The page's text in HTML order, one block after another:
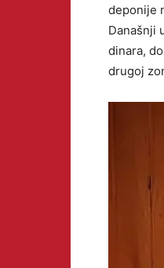
deponije
Današnji
dinara,
drugoj